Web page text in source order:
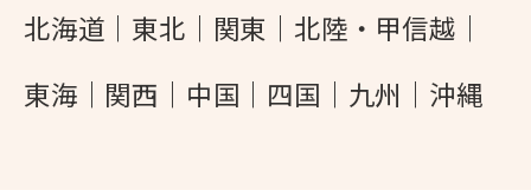
北海道 東北 関東
北陸・甲信越
東海
関西 中国 四国 九州 沖縄